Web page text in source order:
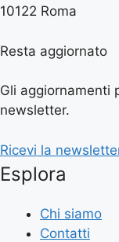
10122 Roma
Resta aggiornato
Gli aggiornamenti
newsletter.
Ricevi la
Esplora
Chi siamo
Contatti